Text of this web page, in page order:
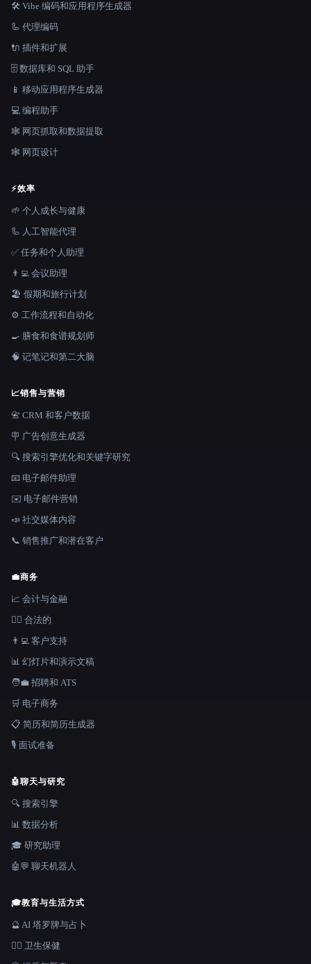
🛠️ Vibe 编码和应用程序生成器
🦾 代理编码
🔌 插件和扩展
🗄️ 数据库和 SQL 助手
📱 移动应用程序生成器
💻 编程助手
🕸️ 网页抓取和数据提取
🕸 网页设计
⚡效率
🌱 个人成长与健康
🦾 人工智能代理
✅ 任务和个人助理
👨‍💻 会议助理
🏖 假期和旅行计划
⚙️ 工作流程和自动化
🍳 膳食和食谱规划师
🧠 记笔记和第二大脑
📈销售与营销
📇 CRM 和客户数据
🪧 广告创意生成器
🔍 搜索引擎优化和关键字研究
📧 电子邮件助理
✉️ 电子邮件营销
📣 社交媒体内容
📞 销售推广和潜在客户
💼商务
📈 会计与金融
👩‍⚖️ 合法的
👨‍💻 客户支持
📊 幻灯片和演示文稿
🧑‍💼 招聘和 ATS
🛒 电子商务
📋 简历和简历生成器
🎙️ 面试准备
🤖聊天与研究
🔍 搜索引擎
📊 数据分析
🎓 研究助理
🤖💬 聊天机器人
🎓教育与生活方式
🔮 AI 塔罗牌与占卜
👩‍⚕️ 卫生保健